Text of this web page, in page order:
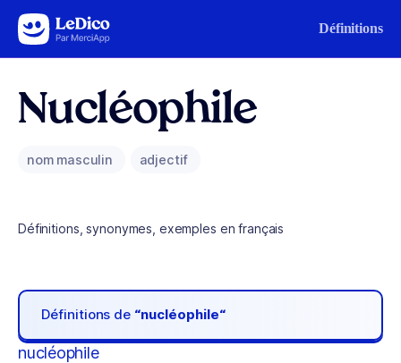
Aller au contenu Définitions
Nucléophile
nom masculin adjectif
Définitions, synonymes, exemples en français
Définitions de “nucléophile“
nucléophile